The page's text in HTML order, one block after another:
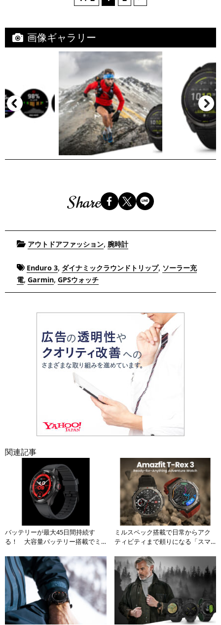
画像ギャラリー
Share
Postedアウトドアファッション, 腕時計
Tagged
Enduro 3, ダイナミックラウンドトリップ, ソーラー充
電, Garmin, GPSウォッチ
関連記事
バッテリーが最大45日間持続す
る！ 大容量バッテリー搭載でミ
トウォッチがマジでヤバい
ミルスペック搭載で日常からアク
ティビティまで頼りになる「スマ